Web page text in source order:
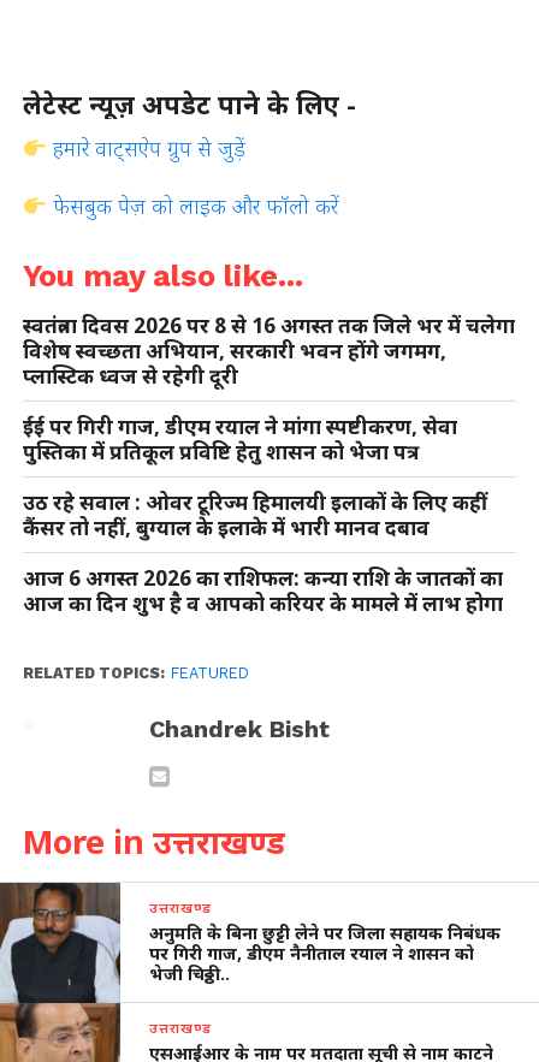
लेटेस्ट न्यूज़ अपडेट पाने के लिए -
हमारे वाट्सऐप ग्रुप से जुड़ें
फेसबुक पेज़ को लाइक और फॉलो करें
You may also like...
स्वतंत्रता दिवस 2026 पर 8 से 16 अगस्त तक जिले भर में चलेगा
विशेष स्वच्छता अभियान, सरकारी भवन होंगे जगमग,
प्लास्टिक ध्वज से रहेगी दूरी
ईई पर गिरी गाज, डीएम रयाल ने मांगा स्पष्टीकरण, सेवा
पुस्तिका में प्रतिकूल प्रविष्टि हेतु शासन को भेजा पत्र
उठ रहे सवाल : ओवर टूरिज्म हिमालयी इलाकों के लिए कहीं
कैंसर तो नहीं, बुग्याल के इलाके में भारी मानव दबाव
आज 6 अगस्त 2026 का राशिफल: कन्या राशि के जातकों का
आज का दिन शुभ है व आपको करियर के मामले में लाभ होगा
RELATED TOPICS: FEATURED
Chandrek Bisht
More in उत्तराखण्ड
उत्तराखण्ड
अनुमति के बिना छुट्टी लेने पर जिला सहायक निबंधक
पर गिरी गाज, डीएम नैनीताल रयाल ने शासन को
भेजी चिठ्ठी…
उत्तराखण्ड
एसआईआर के नाम पर मतदाता सूची से नाम काटने